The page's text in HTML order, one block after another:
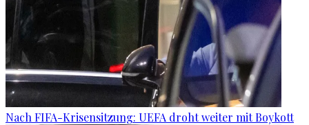
Nach FIFA-Krisensitzung: UEFA droht weiter mit Boykott